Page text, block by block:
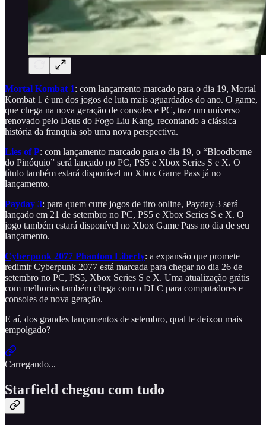
Mortal Kombat 1: com lançamento marcado para o dia 19, Mortal
Kombat 1 é um dos jogos de luta mais aguardados do ano. O game,
que chega na nova geração de consoles e PC, traz um universo
renovado pelo Deus do Fogo Liu Kang, recontando a clássica
história da franquia sob uma nova perspectiva.
Lies of P: com lançamento marcado para o dia 19, o “Bloodborne
do Pinóquio” será lançado no PC, PS5 e Xbox Series S e X. O
título também estará disponível no Xbox Game Pass já no
lançamento.
Payday 3: para quem curte jogos de tiro online, Payday 3 será
lançado em 21 de setembro no PC, PS5 e Xbox Series S e X. O
jogo também estará disponível no Xbox Game Pass no dia de seu
lançamento.
Cyberpunk 2077 Phantom Liberty: a expansão que promete
redimir Cyberpunk 2077 está marcada para chegar no dia 26 de
setembro no PC, PS5, Xbox Series S e X. Uma atualização grátis
com melhorias também chega com o DLC para computadores e
consoles de nova geração.
E aí, dos grandes lançamentos de setembro, qual te deixou mais
empolgado?
Carregando...
Starfield chegou com tudo